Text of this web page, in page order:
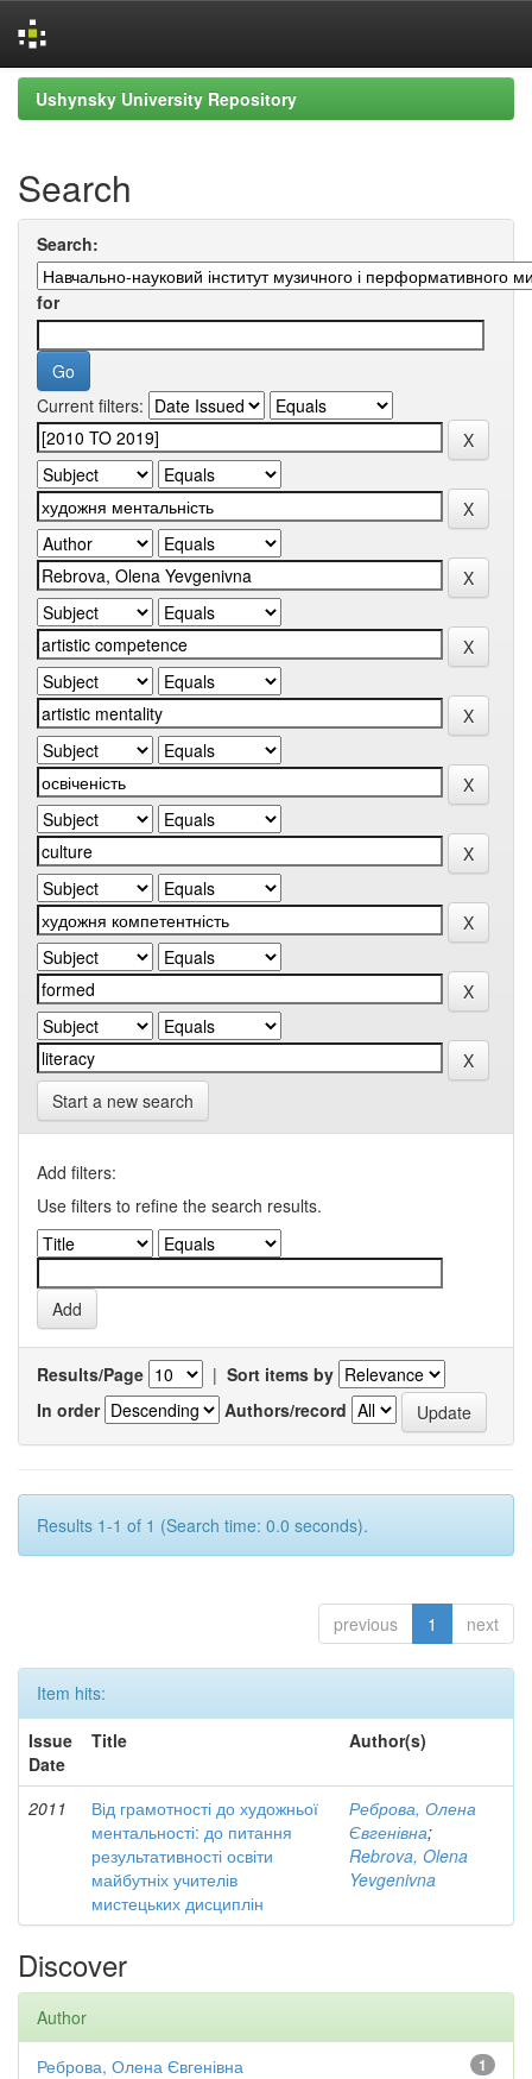
Skip
navigation
Ushynsky University Repository
Search
Search:
for
Current filters:
Start a new search
Add filters:
Use filters to refine the search results.
Results/Page | Sort items by
In order
Authors/record
Results 1-1 of 1 (Search time: 0.0 seconds).
previous 1 next
Item hits:
Issue
Date
Title Author(s)
2011
Від грамотності до художньої
ментальності: до питання
результативності освіти
майбутніх учителів
мистецьких дисциплін
Реброва, Олена
Євгенівна;
Rebrova, Olena
Yevgenivna
Discover
Author
1
Реброва, Олена Євгенівна